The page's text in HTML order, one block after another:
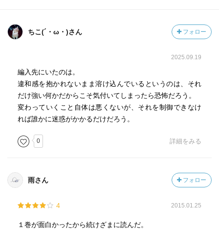
ちこ(´・ω・)さん フォロー
2025.09.19
編入先にいたのは。
違和感を抱かれないまま溶け込んでいるというのは、それ
だけ強い何かだからこそ気付いてしまったら恐怖だろう。
変わっていくこと自体は悪くないが、それを制御できなけ
れば誰かに迷惑がかかるだけだろう。
0 詳細をみる
雨さん フォロー
4 2015.01.25
１巻が面白かったから続けざまに読んだ。